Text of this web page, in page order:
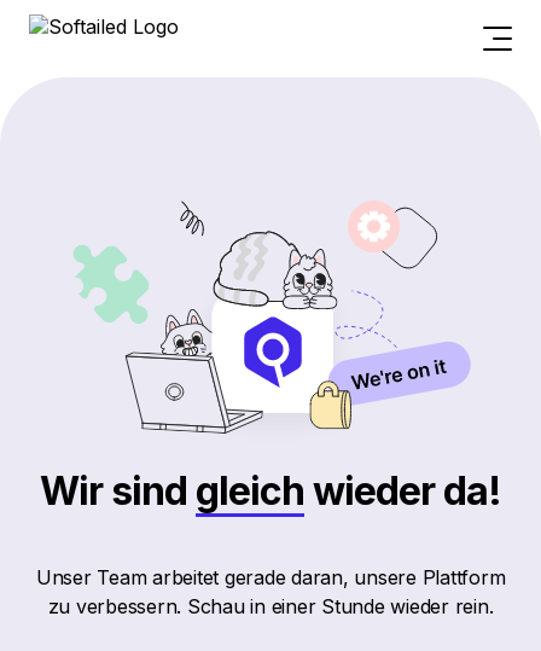
Wir sind gleich wieder da!
Unser Team arbeitet gerade daran, unsere Plattform
zu verbessern. Schau in einer Stunde wieder rein.